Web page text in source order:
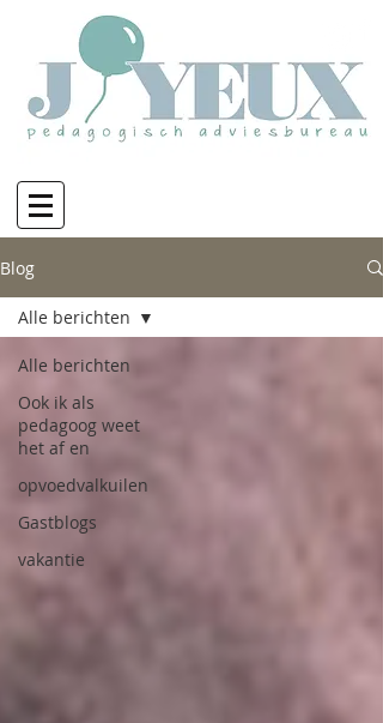
Blog
Alle berichten
Ook ik als
pedagoog weet
het af en
opvoedvalkuilen
Gastblogs
vakantie
Alle berichten